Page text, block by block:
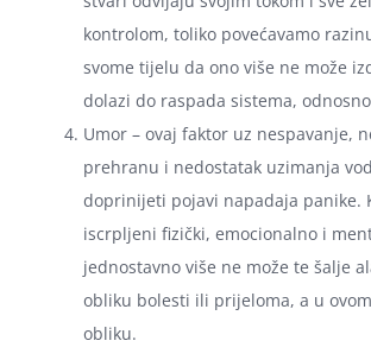
kontrolom, toliko povećavamo
svome tijelu da ono više ne može
dolazi do raspada sistema,
Umor – ovaj faktor uz nespavanje,
prehranu i nedostatak uzimanja
doprinijeti pojavi napadaja panike.
iscrpljeni fizički, emocionalno i
jednostavno više ne može te šalje
obliku bolesti ili prijeloma, a u
obliku.